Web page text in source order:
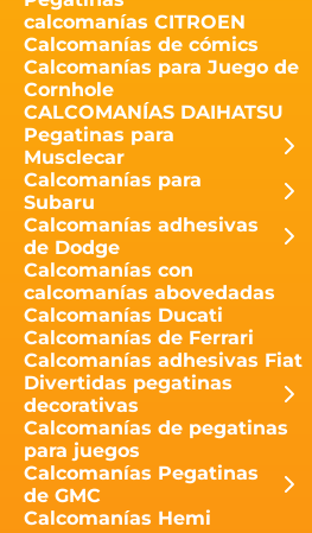
calcomanías CITROEN
Calcomanías de cómics
Calcomanías para Juego de
Cornhole
CALCOMANÍAS DAIHATSU
Pegatinas para
Musclecar
Calcomanías para
Subaru
Calcomanías adhesivas
de Dodge
Calcomanías con
calcomanías abovedadas
Calcomanías Ducati
Calcomanías de Ferrari
Calcomanías adhesivas Fiat
Divertidas pegatinas
decorativas
Calcomanías de pegatinas
para juegos
Calcomanías Pegatinas
de GMC
Calcomanías Hemi